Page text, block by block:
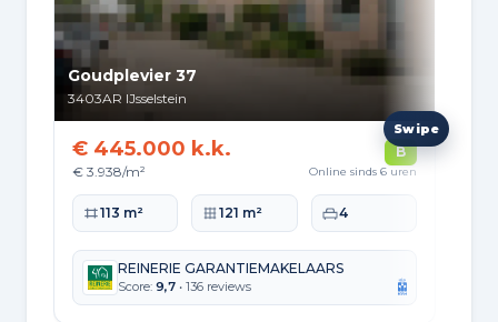
Goudplevier 37
3403AR IJsselstein
€ 445.000 k.k.
€ 3.938/m²
B
Online sinds 6 uren
Woonoppervlakte
113 m² Perceeloppervlakte
121 m² Slaapkamers
4
REINERIE GARANTIEMAKELAARS
Score: 9,7 • 136 reviews